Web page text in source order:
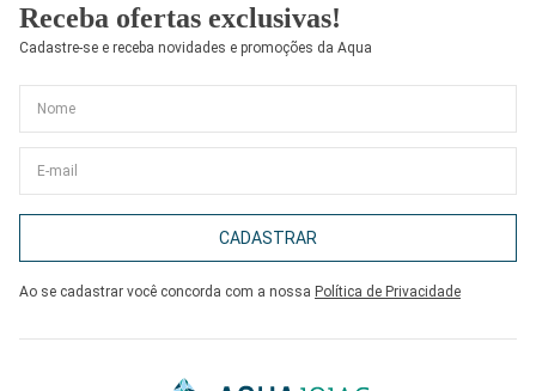
Receba ofertas exclusivas!
Cadastre-se e receba novidades e promoções da Aqua
CADASTRAR
Ao se cadastrar você concorda com a nossa Política de Privacidade